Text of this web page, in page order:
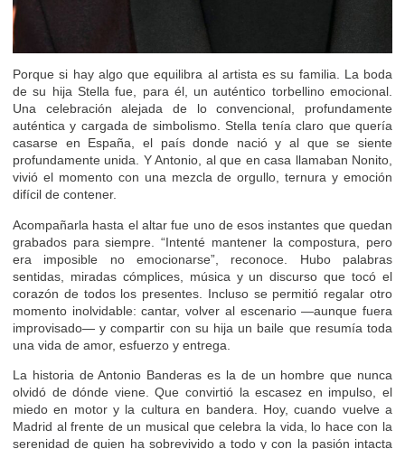
Porque si hay algo que equilibra al artista es su familia. La boda
de su hija Stella fue, para él, un auténtico torbellino emocional.
Una celebración alejada de lo convencional, profundamente
auténtica y cargada de simbolismo. Stella tenía claro que quería
casarse en España, el país donde nació y al que se siente
profundamente unida. Y Antonio, al que en casa llamaban Nonito,
vivió el momento con una mezcla de orgullo, ternura y emoción
difícil de contener.
Acompañarla hasta el altar fue uno de esos instantes que quedan
grabados para siempre. “Intenté mantener la compostura, pero
era imposible no emocionarse”, reconoce. Hubo palabras
sentidas, miradas cómplices, música y un discurso que tocó el
corazón de todos los presentes. Incluso se permitió regalar otro
momento inolvidable: cantar, volver al escenario —aunque fuera
improvisado— y compartir con su hija un baile que resumía toda
una vida de amor, esfuerzo y entrega.
La historia de Antonio Banderas es la de un hombre que nunca
olvidó de dónde viene. Que convirtió la escasez en impulso, el
miedo en motor y la cultura en bandera. Hoy, cuando vuelve a
Madrid al frente de un musical que celebra la vida, lo hace con la
serenidad de quien ha sobrevivido a todo y con la pasión intacta